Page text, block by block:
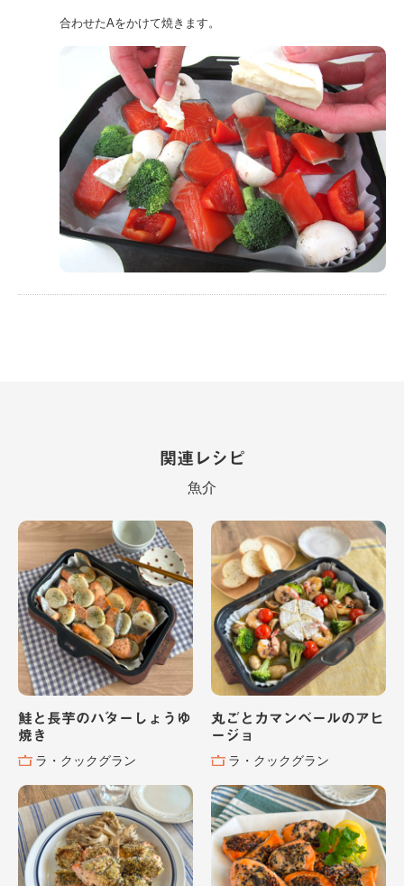
合わせたAをかけて焼きます。
関連レシピ
魚介
鮭と長芋のバターしょうゆ
焼き
ラ・クックグラン
丸ごとカマンベールのアヒ
ージョ
ラ・クックグラン